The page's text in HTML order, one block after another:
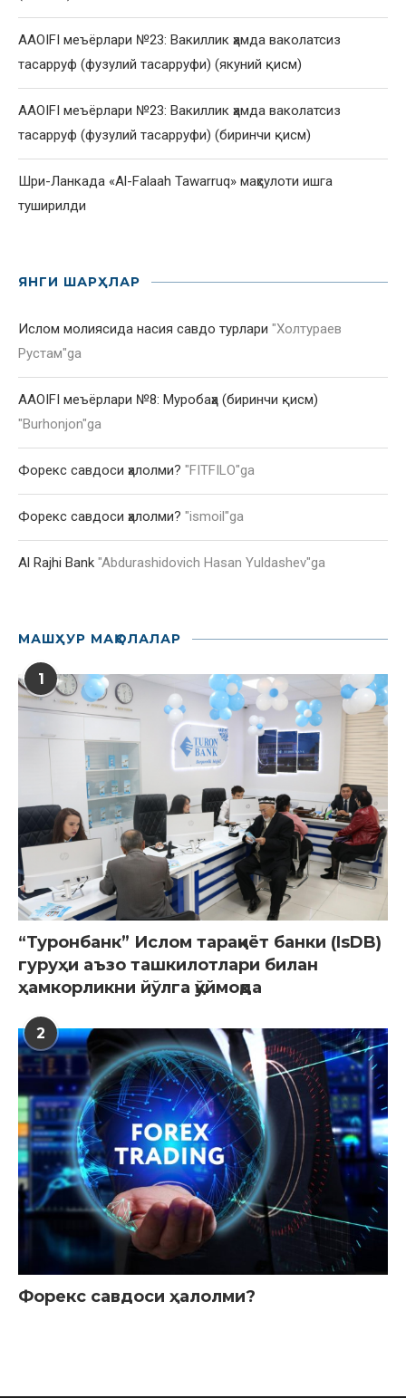
AAOIFI меъёрлари №23: Вакиллик ҳамда ваколатсиз
тасарруф (фузулий тасарруфи) (якуний қисм)
AAOIFI меъёрлари №23: Вакиллик ҳамда ваколатсиз
тасарруф (фузулий тасарруфи) (биринчи қисм)
Шри-Ланкада «Al-Falaah Tawarruq» маҳсулоти ишга
туширилди
ЯНГИ ШАРҲЛАР
Ислом молиясида насия савдо турлари "Холтураев
Рустам"ga
AAOIFI меъёрлари №8: Муробаҳа (биринчи қисм)
"Burhonjon"ga
Форекс савдоси ҳалолми? "FITFILO"ga
Форекс савдоси ҳалолми? "ismoil"ga
Al Rajhi Bank "Abdurashidovich Hasan Yuldashev"ga
МАШҲУР МАҚОЛАЛАР
1
“Туронбанк” Ислом тараққиёт банки (IsDB)
гуруҳи аъзо ташкилотлари билан
ҳамкорликни йўлга қўймоқда
2
Форекс савдоси ҳалолми?